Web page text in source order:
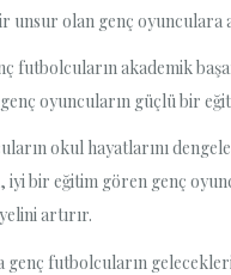
unsur olan genç
futbolcuların akademik
oyuncuların güçlü bir
okul hayatlarını
bir eğitim gören genç
artırır.
genç futbolcuların